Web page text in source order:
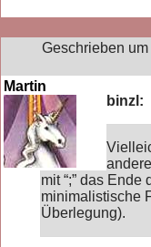
Geschrieben um
Martin
binzl:
mit “;” das
minimalistische
Überlegung).